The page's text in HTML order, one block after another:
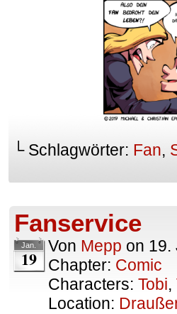
└ Schlagwörter: Fan,
Fanservice
Jan.
19
Von Mepp on 19.
Chapter: Comic
Characters: Tobi,
Location: